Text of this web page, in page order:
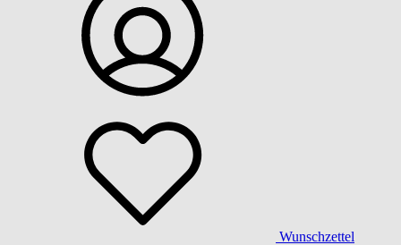
Wunschzettel